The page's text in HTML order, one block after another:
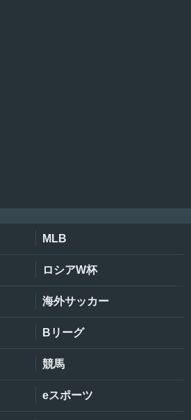
MLB
ロシアW杯
海外サッカー
Bリーグ
競馬
eスポーツ